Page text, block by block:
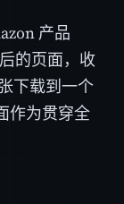
产品
的页面，收
下载到一个
作为贯穿全